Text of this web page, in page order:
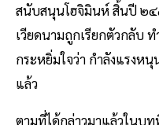
สนับสนุนโฮจิมินห์ สิ้นปี ๒๔
เวียดนามถูกเรียกตัวกลับ
กระหยิ่มใจว่า กำลังแรงห
แล้ว
ตามที่ได้กล่าวมาแล้วในบ